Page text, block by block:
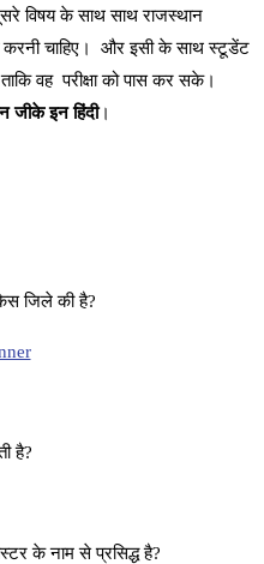
विषय के साथ साथ राजस्थान
करनी चाहिए। और इसी के साथ स्टूडेंट
वह परीक्षा को पास कर सके।
जीके इन हिंदी।
जिले की है?
है?
के नाम से प्रसिद्ध है?